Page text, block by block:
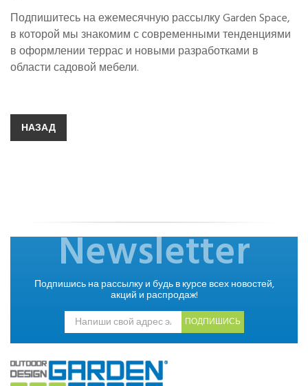
Подпишитесь на ежемесячную рассылку Garden Space,
в которой мы знакомим с современными тенденциями
в оформлении террас и новыми разработками в
области садовой мебели.
НАЗАД
Newsletter
Подпишись на рассылку и будь в курсе всех новостей,
акций и распродаж!
ПОДПИШИСЬ